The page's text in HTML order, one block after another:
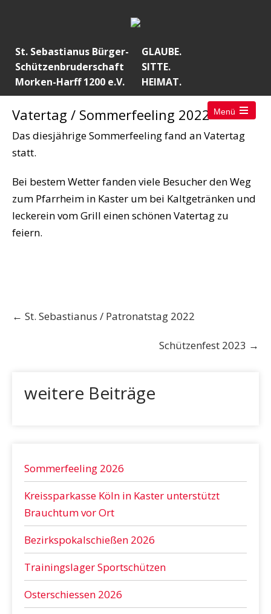
St. Sebastianus Bürger-
Schützenbruderschaft
Morken-Harff 1200 e.V.
GLAUBE.
SITTE.
HEIMAT.
Menü
Open
the
main
Vatertag / Sommerfeeling 2022
Das diesjährige Sommerfeeling fand an Vatertag
statt.
Bei bestem Wetter fanden viele Besucher den Weg
zum Pfarrheim in Kaster um bei Kaltgetränken und
leckerein vom Grill einen schönen Vatertag zu
feiern.
Post
navigation
← St. Sebastianus / Patronatstag 2022
Schützenfest 2023 →
weitere Beiträge
Sommerfeeling 2026
Kreissparkasse Köln in Kaster unterstützt
Brauchtum vor Ort
Bezirkspokalschießen 2026
Trainingslager Sportschützen
Osterschiessen 2026